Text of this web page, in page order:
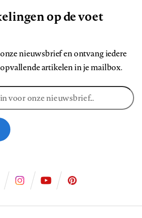
op de voet
nieuwsbrief en ontvang iedere
artikelen in je mailbox.
ons
ons
ons